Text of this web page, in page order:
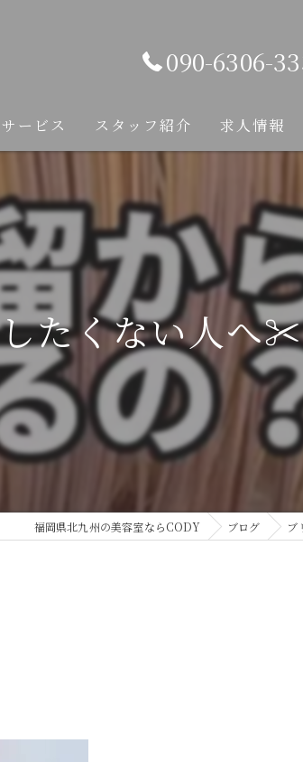
090-6306-
サービス
カット
カラー
縮毛矯正
トリートメント
ヘアケア
スタッフ紹介 求人情報
たくない人へ✂️
福岡県北九州の美容室ならCODY ブログ ブ